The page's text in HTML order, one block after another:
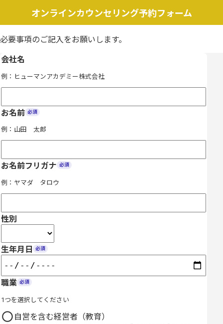
オンラインカウンセリング予約フォーム
必要事項のご記入をお願いします。
会社名
例：ヒューマンアカデミー株式会社
お名前 必須
例：山田 太郎
お名前フリガナ 必須
例：ヤマダ タロウ
性別
生年月日 必須
職業 必須
1つを選択してください
自営を含む経営者（教育）